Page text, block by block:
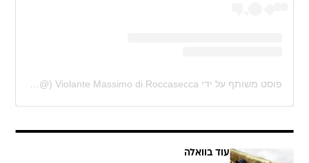
פוסט משותף על ידי ‏‎Violante Massimo di Roccasecca‎‏ (@‏‎viomdr‎‏)
עוד בוואלה